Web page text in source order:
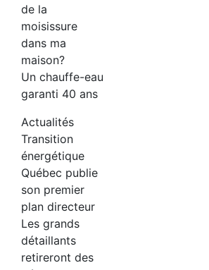
de la
moisissure
dans ma
maison?
Un chauffe-eau
garanti 40 ans
Actualités
Transition
énergétique
Québec publie
son premier
plan directeur
Les grands
détaillants
retireront des